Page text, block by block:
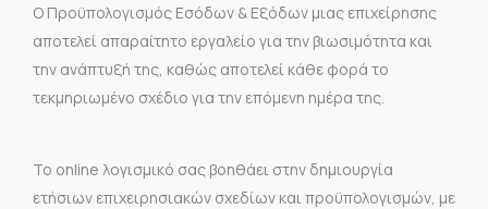
Ο Προϋπολογισμός Εσόδων & Εξόδων μιας επιχείρησης
αποτελεί απαραίτητο εργαλείο για την βιωσιμότητα και
την ανάπτυξή της, καθώς αποτελεί κάθε φορά το
τεκμηριωμένο σχέδιο για την επόμενη ημέρα της.
Το online λογισμικό σας βοηθάει στην δημιουργία
ετήσιων επιχειρησιακών σχεδίων και προϋπολογισμών, με